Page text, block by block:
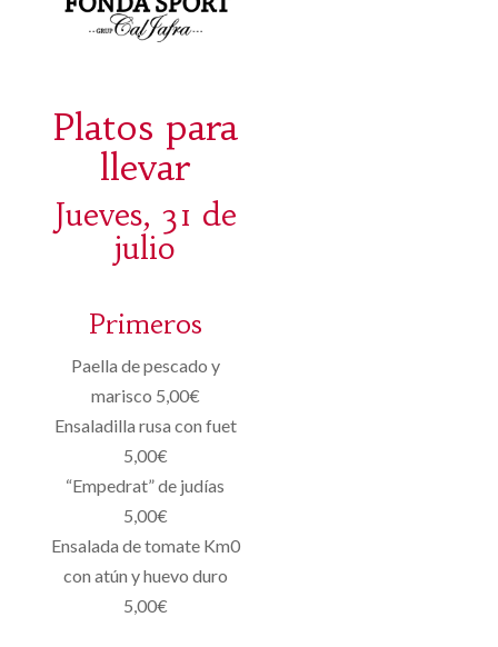
Platos para
llevar
Jueves, 31 de
julio
Primeros
Paella de pescado y
marisco 5,00€
Ensaladilla rusa con fuet
5,00€
“Empedrat” de judías
5,00€
Ensalada de tomate Km0
con atún y huevo duro
5,00€